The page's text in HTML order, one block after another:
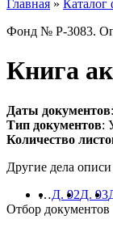
Главная » Каталог
Фонд № Р-3083.
Книга
Даты документов
Тип документов:
Количество
Другие дела
…Д. 92Д. 93
Отбор документов